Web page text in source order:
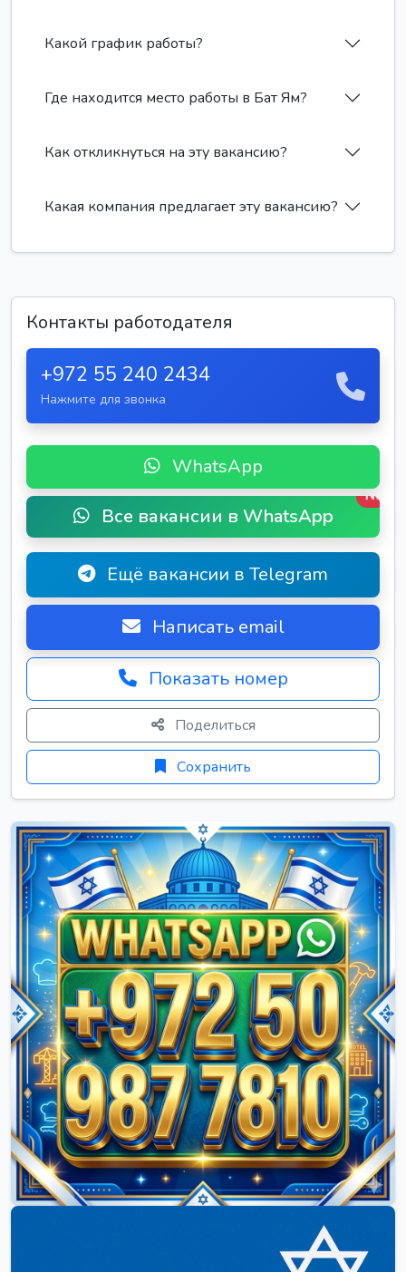
Какой график работы?
Где находится место работы в Бат Ям?
Как откликнуться на эту вакансию?
Какая компания предлагает эту вакансию?
Контакты работодателя
+972 55 240 2434
Нажмите для звонка
WhatsApp
Все вакансии в WhatsApp
New
Ещё вакансии в Telegram
Написать email
Показать номер
Поделиться
Сохранить